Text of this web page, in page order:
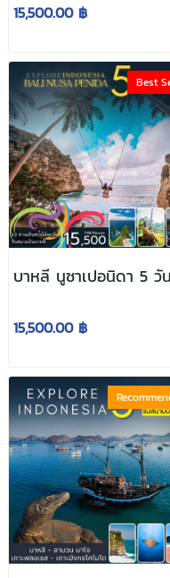
15,500.00 ฿
Best
บาหลี นูซาเปอนิดา 5 วัน
15,500.00 ฿